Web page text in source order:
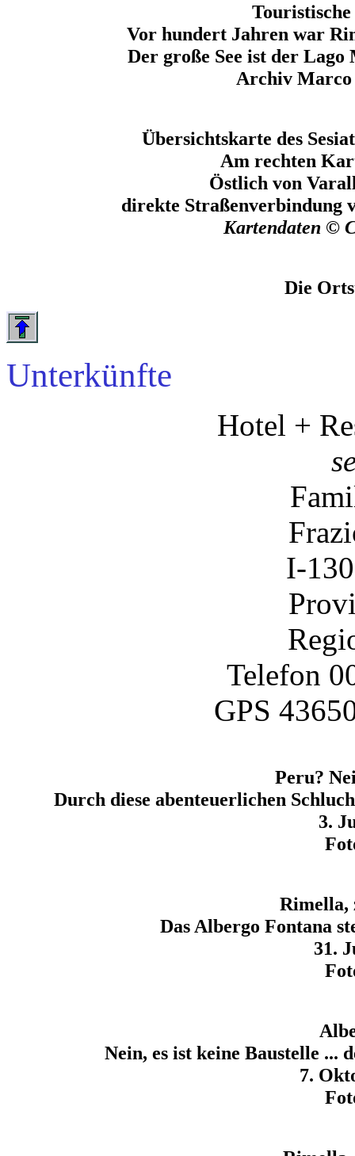
Vor hundert Jahren war
Der große See ist der
Archiv Marco
Übersichtskarte des
Am rechten
Östlich von
direkte Straßenverbindung
Kartendaten ©
Die
Unterkünfte
Hotel +
I-
Telefon
GPS
Peru?
Durch diese abenteuerlichen
3.
Rimella,
Das Albergo Fontana
31.
Nein, es ist keine Baustelle ...
7.